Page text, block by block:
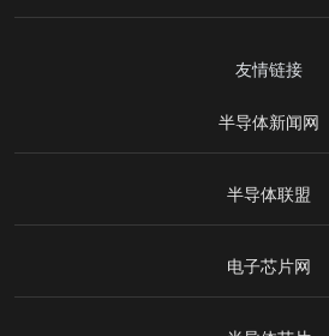
友情链接
半导体新闻网
半导体联盟
电子芯片网